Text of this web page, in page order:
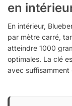
en
En intérieur,
par mètre carré,
atteindre 1000
optimales. La clé
avec suffisamment